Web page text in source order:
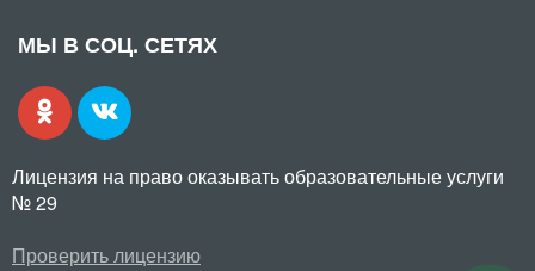
МЫ В СОЦ. СЕТЯХ
Лицензия на право оказывать образовательные услуги
№ 29
Проверить лицензию